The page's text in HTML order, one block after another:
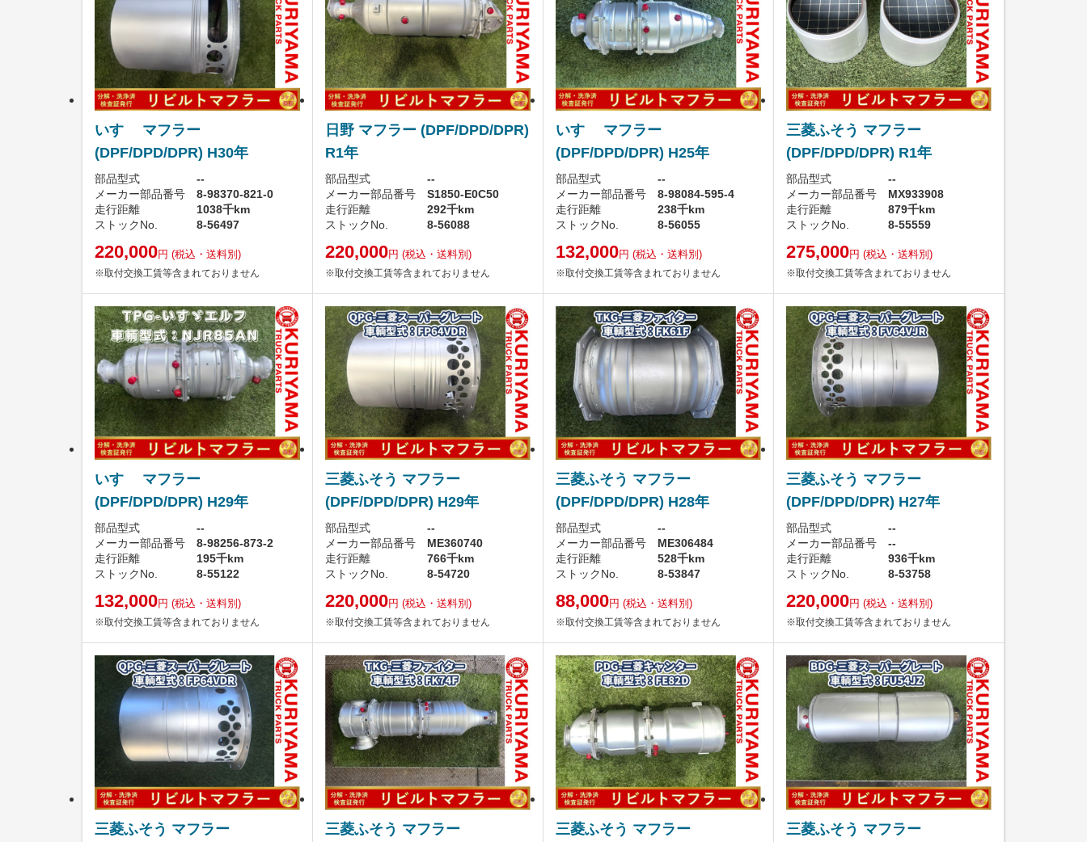
いすゞ マフラー
(DPF/DPD/DPR) H30年
部品型式
--
メーカー部品番号
8-98370-821-0
走行距離
1038千km
ストックNo.
8-56497
220,000円 (税込・送料別)
※取付交換工賃等含まれておりません
日野 マフラー (DPF/DPD/DPR)
R1年
部品型式
--
メーカー部品番号
S1850-E0C50
走行距離
292千km
ストックNo.
8-56088
220,000円 (税込・送料別)
※取付交換工賃等含まれておりません
いすゞ マフラー
(DPF/DPD/DPR) H25年
部品型式
--
メーカー部品番号
8-98084-595-4
走行距離
238千km
ストックNo.
8-56055
132,000円 (税込・送料別)
※取付交換工賃等含まれておりません
三菱ふそう マフラー
(DPF/DPD/DPR) R1年
部品型式
--
メーカー部品番号
MX933908
走行距離
879千km
ストックNo.
8-55559
275,000円 (税込・送料別)
※取付交換工賃等含まれておりません
いすゞ マフラー
(DPF/DPD/DPR) H29年
部品型式
--
メーカー部品番号
8-98256-873-2
走行距離
195千km
ストックNo.
8-55122
132,000円 (税込・送料別)
※取付交換工賃等含まれておりません
三菱ふそう マフラー
(DPF/DPD/DPR) H29年
部品型式
--
メーカー部品番号
ME360740
走行距離
766千km
ストックNo.
8-54720
220,000円 (税込・送料別)
※取付交換工賃等含まれておりません
三菱ふそう マフラー
(DPF/DPD/DPR) H28年
部品型式
--
メーカー部品番号
ME306484
走行距離
528千km
ストックNo.
8-53847
88,000円 (税込・送料別)
※取付交換工賃等含まれておりません
三菱ふそう マフラー
(DPF/DPD/DPR) H27年
部品型式
--
メーカー部品番号
--
走行距離
936千km
ストックNo.
8-53758
220,000円 (税込・送料別)
※取付交換工賃等含まれておりません
三菱ふそう マフラー
三菱ふそう マフラー
三菱ふそう マフラー
三菱ふそう マフラー